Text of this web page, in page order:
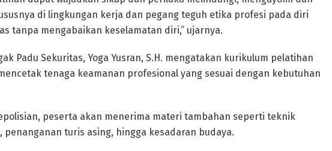
di lingkungan kerja dan pegang teguh etika profesi pada diri
tanpa mengabaikan keselamatan diri,” ujarnya.
Padu Sekuritas, Yoga Yusran, S.H. mengatakan kurikulum pelatihan
tenaga keamanan profesional yang sesuai dengan kebutuhan
peserta akan menerima materi tambahan seperti teknik
penanganan turis asing, hingga kesadaran budaya.